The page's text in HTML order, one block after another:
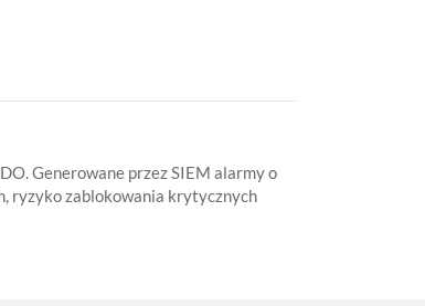
Generowane przez SIEM alarmy o
ryzyko zablokowania krytycznych